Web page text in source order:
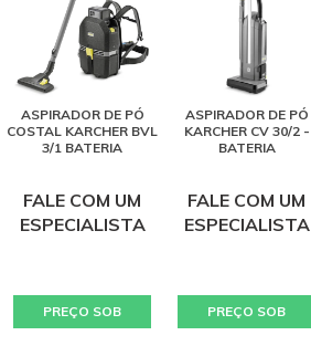
ASPIRADOR DE PÓ
COSTAL KARCHER BVL
3/1 BATERIA
FALE COM UM
ESPECIALISTA
PREÇO SOB
ASPIRADOR DE PÓ
KARCHER CV 30/2 -
BATERIA
FALE COM UM
ESPECIALISTA
PREÇO SOB